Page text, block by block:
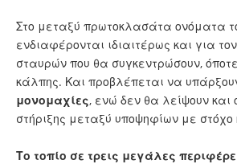
Στο μεταξύ πρωτοκλασάτα ονόματα
ενδιαφέρονται ιδιαιτέρως και για
σταυρών που θα συγκεντρώσουν,
κάλπης. Και προβλέπεται να
μονομαχίες, ενώ δεν θα λείψουν και
στήριξης μεταξύ υποψηφίων με στόχο
Το τοπίο σε τρεις μεγάλες